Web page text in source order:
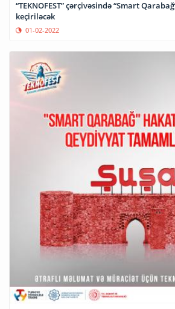
“TEKNOFEST” çərçivəsində “Smart
keçiriləcək
01-02-2022